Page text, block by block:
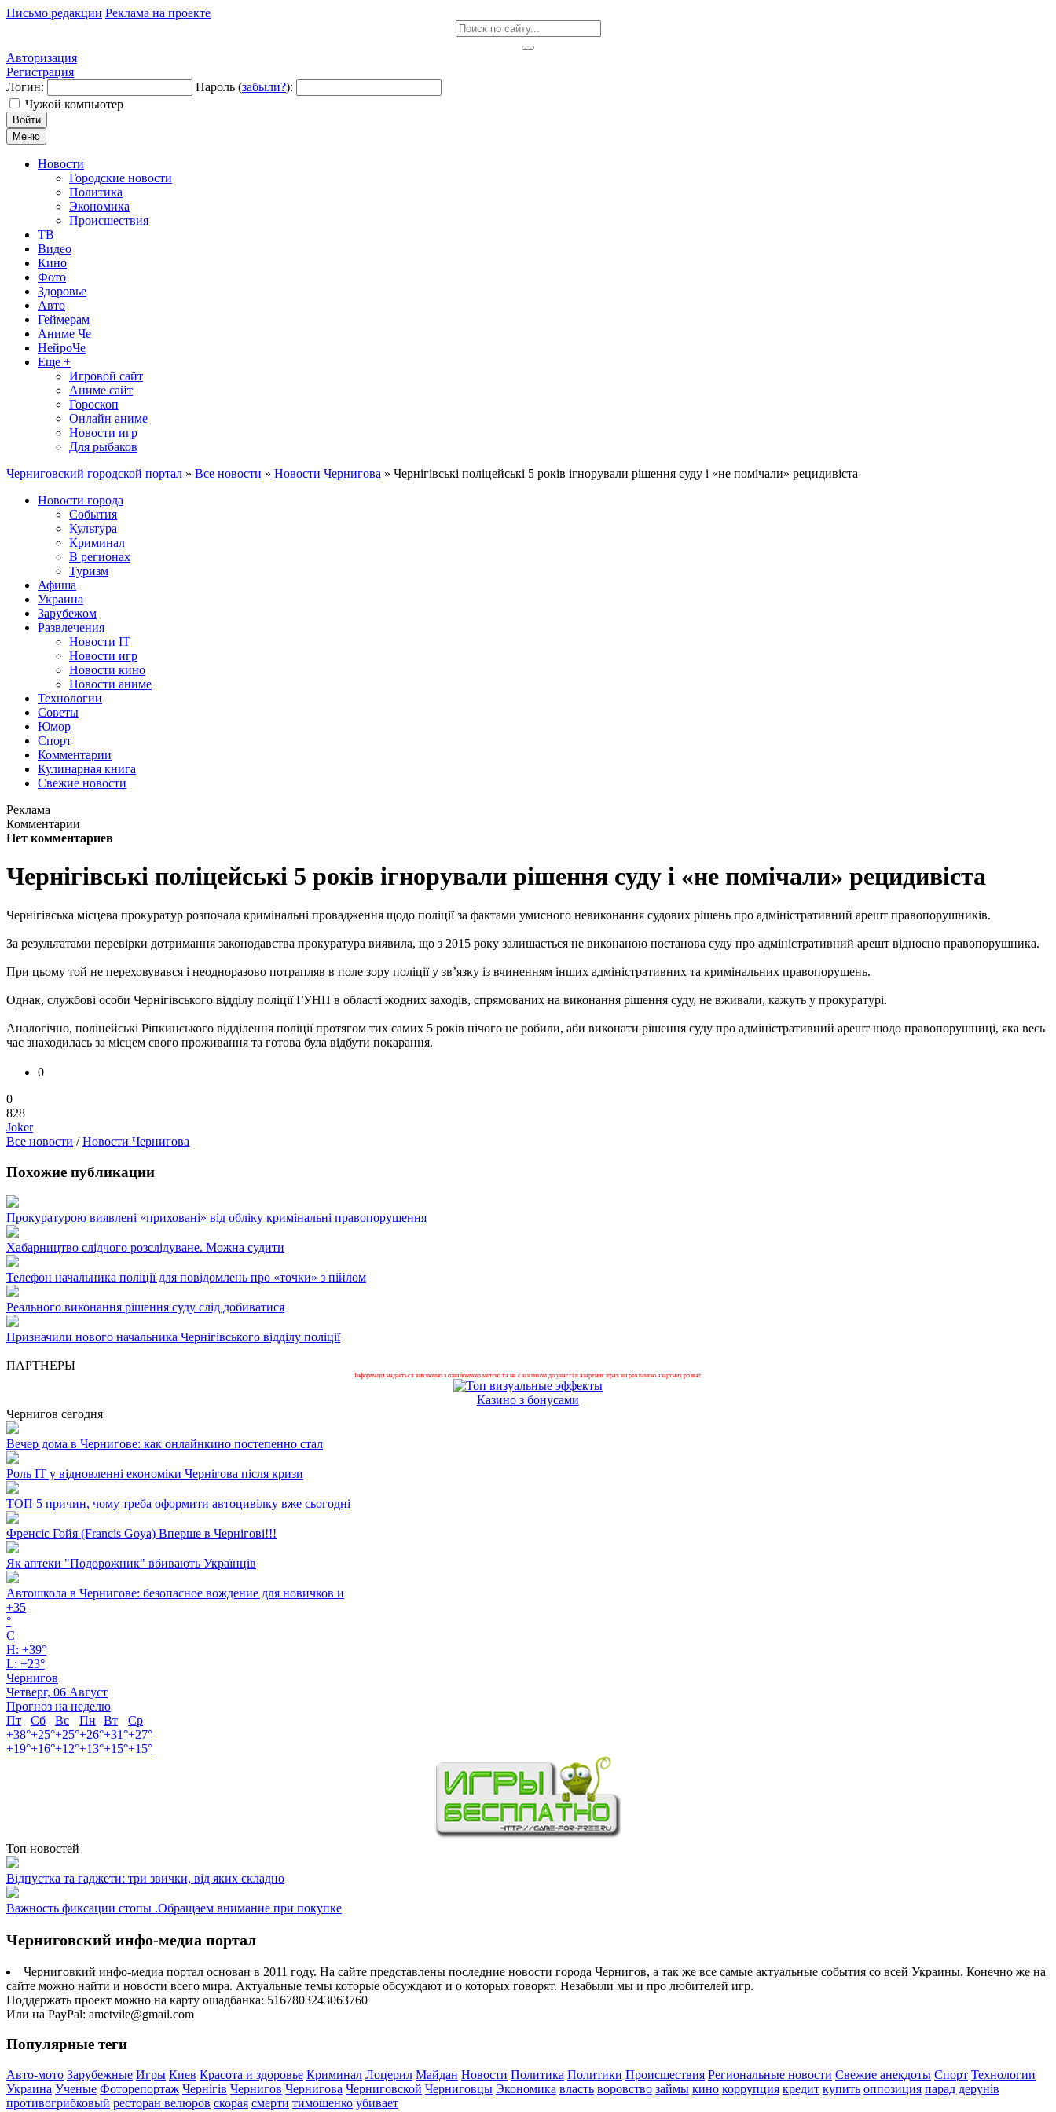
Письмо редакции Реклама на проекте
Авторизация
Регистрация
Логин:
Пароль (забыли?):
Чужой компьютер
Войти
Меню
Новости
Городские новости
Политика
Экономика
Происшествия
ТВ
Видео
Кино
Фото
Здоровье
Авто
Геймерам
Аниме Че
НейроЧе
Еще +
Игровой сайт
Аниме сайт
Гороскоп
Онлайн аниме
Новости игр
Для рыбаков
Черниговский городской портал » Все новости » Новости Чернигова » Чернігівські поліцейські 5 років ігнорували рішення суду і «не помічали» рецидивіста
Новости города
События
Культура
Криминал
В регионах
Туризм
Афиша
Украина
Зарубежом
Развлечения
Новости IT
Новости игр
Новости кино
Новости аниме
Технологии
Советы
Юмор
Спорт
Комментарии
Кулинарная книга
Свежие новости
Реклама
Комментарии
Нет комментариев
Чернігівські поліцейські 5 років ігнорували рішення суду і «не помічали» рецидивіста
Чернігівська місцева прокуратур розпочала кримінальні провадження щодо поліції за фактами умисного невиконання судових рішень про адміністративний арешт правопорушників.
За результатами перевірки дотримання законодавства прокуратура виявила, що з 2015 року залишається не виконаною постанова суду про адміністративний арешт відносно правопорушника.
При цьому той не переховувався і неодноразово потрапляв в поле зору поліції у зв’язку із вчиненням інших адміністративних та кримінальних правопорушень.
Однак, службові особи Чернігівського відділу поліції ГУНП в області жодних заходів, спрямованих на виконання рішення суду, не вживали, кажуть у прокуратурі.
Аналогічно, поліцейські Ріпкинського відділення поліції протягом тих самих 5 років нічого не робили, аби виконати рішення суду про адміністративний арешт щодо правопорушниці, яка весь
час знаходилась за місцем свого проживання та готова була відбути покарання.
0
0
828
Joker
Все новости /Новости Чернигова
Похожие публикации
Прокуратурою виявлені «приховані» від обліку кримінальні правопорушення
Хабарництво слідчого розслідуване. Можна судити
Телефон начальника поліції для повідомлень про «точки» з пійлом
Реального виконання рішення суду слід добиватися
Призначили нового начальника Чернігівського відділу поліції
ПАРТНЕРЫ
Інформація надається виключно з ознайомчою метою та не є закликом до участі в азартних іграх чи рекламою азартних розваг.
Казино з бонусами
Чернигов сегодня
Вечер дома в Чернигове: как онлайнкино постепенно стал
Роль ІТ у відновленні економіки Чернігова після кризи
ТОП 5 причин, чому треба оформити автоцивілку вже сьогодні
Френсіс Гойя (Francis Goya) Вперше в Чернігові!!!
Як аптеки "Подорожник" вбивають Українців
Автошкола в Чернигове: безопасное вождение для новичков и
+35
°
C
H: +39°
L: +23°
Чернигов
Четверг, 06 Август
Прогноз на неделю
Пт
Сб Вс Пн Вт
Ср
+38°+25°+25°+26°+31°+27°
+19°+16°+12°+13°+15°+15°
Топ новостей
Відпустка та гаджети: три звички, від яких складно
Важность фиксации стопы .Обращаем внимание при покупке
Черниговский инфо-медиа портал
Черниговкий инфо-медиа портал основан в 2011 году. На сайте представлены последние новости города Чернигов, а так же все самые актуальные события со всей Украины. Конечно же на
сайте можно найти и новости всего мира. Актуальные темы которые обсуждают и о которых говорят. Незабыли мы и про любителей игр.
Поддержать проект можно на карту ощадбанка: 5167803243063760
Или на PayPal: ametvile@gmail.com
Популярные теги
Авто-мото Зарубежные Игры Киев Красота и здоровье Криминал Лоцерил Майдан Новости Политика Политики Происшествия Региональные новости Свежие анекдоты Спорт Технологии
Украина Ученые Фоторепортаж Чернігів Чернигов Чернигова Черниговской Черниговцы Экономика власть воровство займы кино коррупция кредит купить оппозиция парад дерунів
противогрибковый ресторан велюров скорая смерти тимошенко убивает